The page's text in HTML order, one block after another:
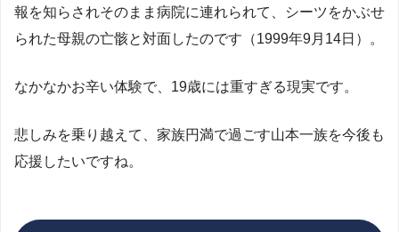
報を知らされそのまま病院に連れられて、シーツをかぶせ
られた母親の亡骸と対面したのです（1999年9月14日）。
なかなかお辛い体験で、19歳には重すぎる現実です。
悲しみを乗り越えて、家族円満で過ごす山本一族を今後も
応援したいですね。